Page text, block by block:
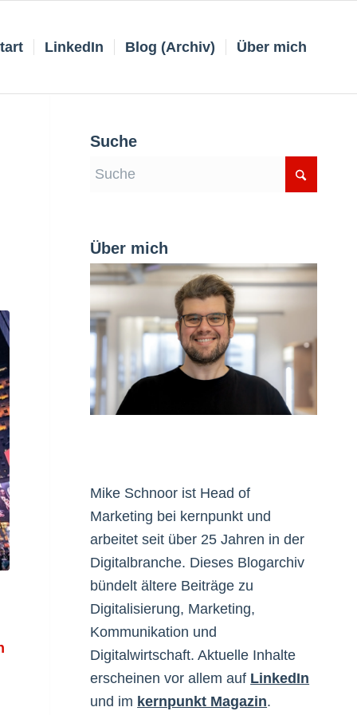
LinkedIn Blog (Archiv) Über mich
Suche
Über mich
Mike Schnoor ist Head of
Marketing bei kernpunkt und
arbeitet seit über 25 Jahren in der
Digitalbranche. Dieses Blogarchiv
bündelt ältere Beiträge zu
Digitalisierung, Marketing,
Kommunikation und
Digitalwirtschaft. Aktuelle Inhalte
erscheinen vor allem auf LinkedIn
und im kernpunkt Magazin.